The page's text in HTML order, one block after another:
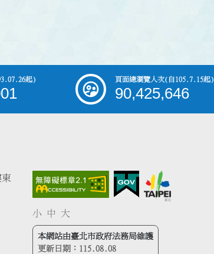
起) 頁面總瀏覽人次(自105.7.15起)
90,425,646
小 中 大
本網站由臺北市政府法務局維護
更新日期： 115.08.08